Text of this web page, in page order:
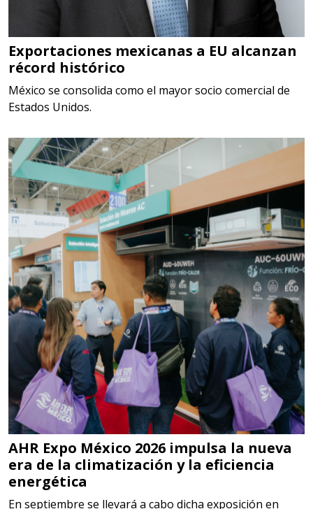
TORQUE CONTROLADO,
MECANICOS, ELECTRONICOS,
DIGITALES, MULTIPLICADORES,
PARA PUNTAS,
Aplicar al Requerimiento
Empresa en Estado de México
Requiere:
SCRAP
Especificaciones:
Somos Proveedores de GESTION
DE RESIDUOS Y DESTRUCCION
FISCAL
Aplicar al Requerimiento
Empresa en Jalisco
Requiere:
MATERIALES PARA SELLOS DE
SISTEMAS DE ESCAPE
Especificaciones:
Requisitos: Garantizar composición
química y origen adecuados
Exportaciones mexicanas a EU alcanzan
récord histórico
México se consolida como el mayor socio comercial de
Estados Unidos.
AHR Expo México 2026 impulsa la nueva
era de la climatización y la eficiencia
energética
En septiembre se llevará a cabo dicha exposición en